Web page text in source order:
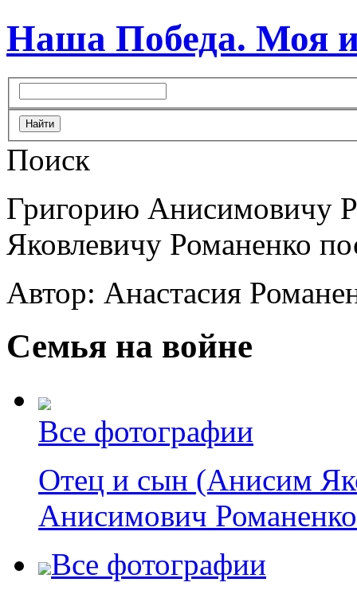
Наша Победа. Моя
Поиск
Григорию Анисимовичу
Яковлевичу Романенко
Автор: Анастасия
Семья на войне
Все фотографии
Отец и сын (Анисим
Анисимович
Все фотографии